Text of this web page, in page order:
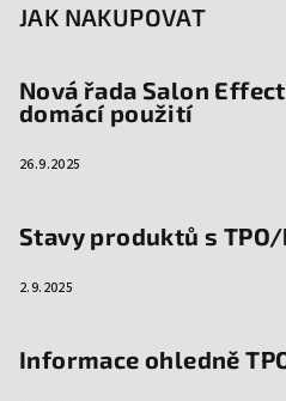
JAK NAKUPOVAT
Nová řada Salon
domácí použití
26.9.2025
Stavy produktů s TPO/
2.9.2025
Informace ohledně